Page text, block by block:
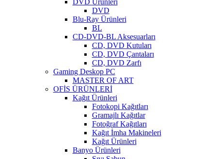
DVD Ürünleri
DVD
Blu-Ray Ürünleri
BL
CD-DVD-BL Aksesuarları
CD, DVD Kutuları
CD, DVD Çantaları
CD, DVD Zarfı
Gaming Deskop PC
MASTER OF ART
OFİS ÜRÜNLERİ
Kağıt Ürünleri
Fotokopi Kağıtları
Gramajlı Kağıtlar
Fotoğraf Kağıtları
Kağıt İmha Makineleri
Kağıt Ürünleri
Banyo Ürünleri